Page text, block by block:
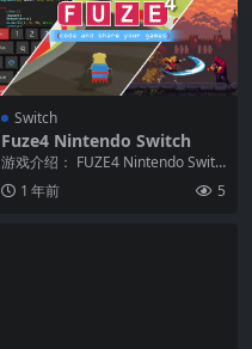
Switch
Fuze4 Nintendo Switch
游戏介绍： FUZE4 Nintendo Switc
h是一款专为Nintendo...
1 年前 5